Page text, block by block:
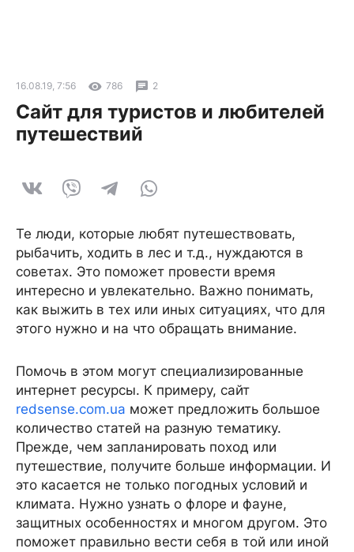
16.08.19, 7:56 786 2
Сайт для туристов и любителей
путешествий
Те люди, которые любят путешествовать,
рыбачить, ходить в лес и т.д., нуждаются в
советах. Это поможет провести время
интересно и увлекательно. Важно понимать,
как выжить в тех или иных ситуациях, что для
этого нужно и на что обращать внимание.
Помочь в этом могут специализированные
интернет ресурсы. К примеру, сайт
redsense.com.ua может предложить большое
количество статей на разную тематику.
Прежде, чем запланировать поход или
путешествие, получите больше информации. И
это касается не только погодных условий и
климата. Нужно узнать о флоре и фауне,
защитных особенностях и многом другом. Это
поможет правильно вести себя в той или иной